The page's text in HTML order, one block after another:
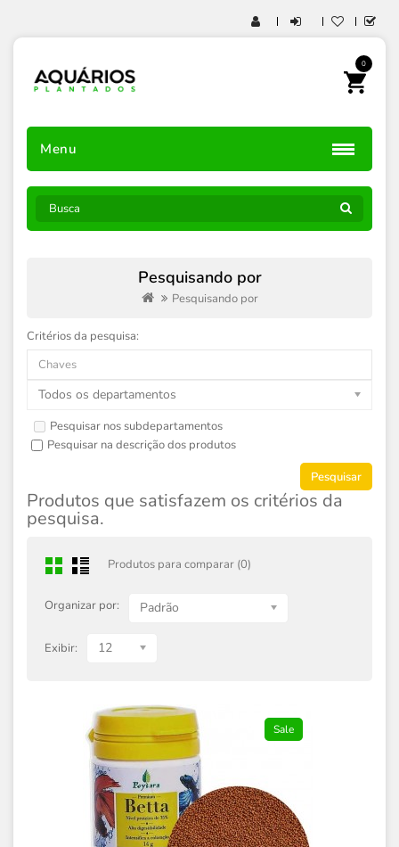
0
Menu
Pesquisando por
Pesquisando por
Critérios da pesquisa:
Todos os departamentos
Pesquisar nos subdepartamentos
Pesquisar na descrição dos produtos
Produtos que satisfazem os critérios da
pesquisa.
Produtos para comparar (0)
Organizar por: Padrão
Exibir: 12
Sale